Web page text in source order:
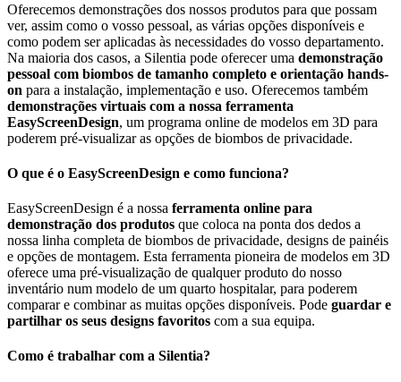
Oferecemos demonstrações dos nossos produtos para que possam
ver, assim como o vosso pessoal, as várias opções disponíveis e
como podem ser aplicadas às necessidades do vosso departamento.
Na maioria dos casos, a Silentia pode oferecer uma demonstração
pessoal com biombos de tamanho completo e orientação hands-
on para a instalação, implementação e uso. Oferecemos também
demonstrações virtuais com a nossa ferramenta
EasyScreenDesign, um programa online de modelos em 3D para
poderem pré-visualizar as opções de biombos de privacidade.
O que é o EasyScreenDesign e como funciona?
EasyScreenDesign é a nossa ferramenta online para
demonstração dos produtos que coloca na ponta dos dedos a
nossa linha completa de biombos de privacidade, designs de painéis
e opções de montagem. Esta ferramenta pioneira de modelos em 3D
oferece uma pré-visualização de qualquer produto do nosso
inventário num modelo de um quarto hospitalar, para poderem
comparar e combinar as muitas opções disponíveis. Pode guardar e
partilhar os seus designs favoritos com a sua equipa.
Como é trabalhar com a Silentia?